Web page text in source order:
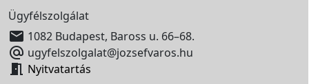
Ügyfélszolgálat
 1082 Budapest, Baross u. 66–68.
 ugyfelszolgalat@jozsefvaros.hu
 Nyitvatartás